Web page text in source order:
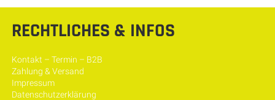
RECHTLICHES & INFOS
Kontakt – Termin – B2B
Zahlung & Versand
Impressum
Datenschutzerklärung